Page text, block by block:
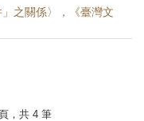
之關係〉，《臺灣文
，共 4 筆